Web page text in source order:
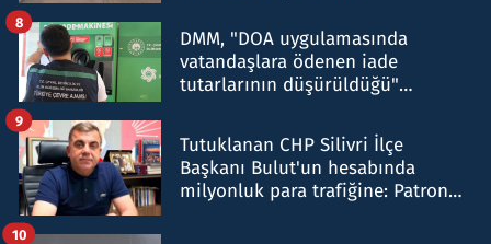
DMM, "DOA uygulamasında
vatandaşlara ödenen iade
tutarlarının düşürüldüğü"
8
Tutuklanan CHP Silivri İlçe
Başkanı Bulut'un hesabında
milyonluk para trafiğine: Patron
9
10